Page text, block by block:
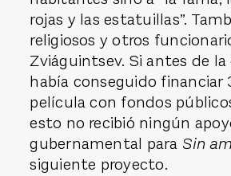
rojas y las estatuillas”.
religiosos y otros
Zviáguintsev. Si antes de
había conseguido financiar
película con fondos
esto no recibió ningún
gubernamental para Sin
siguiente proyecto.